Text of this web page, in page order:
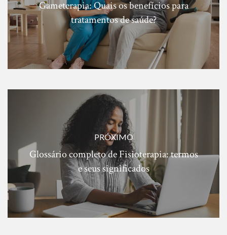
Gameterapia: Quais os benefícios para
tratamentos de saúde?
PRÓXIMO
Glossário completo de Fisioterapia: termos
e seus significados